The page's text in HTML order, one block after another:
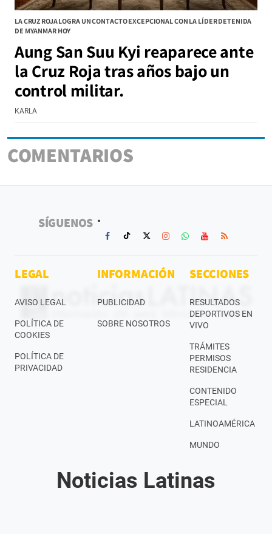
LA CRUZ ROJA LOGRA UN CONTACTO EXCEPCIONAL CON LA LÍDER DETENIDA
DE MYANMAR HOY
Aung San Suu Kyi reaparece ante
la Cruz Roja tras años bajo un
control militar.
KARLA
COMENTARIOS
SÍGUENOS
LEGAL
AVISO LEGAL
POLÍTICA DE
COOKIES
POLÍTICA DE
PRIVACIDAD
INFORMACIÓN
PUBLICIDAD
SOBRE NOSOTROS
SECCIONES
RESULTADOS
DEPORTIVOS EN
VIVO
TRÁMITES
PERMISOS
RESIDENCIA
CONTENIDO
ESPECIAL
LATINOAMÉRICA
MUNDO
Noticias Latinas